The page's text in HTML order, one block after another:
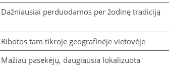
Dažniausiai perduodamos per žodinę tradiciją
Ribotos tam tikroje geografinėje vietovėje
Mažiau pasekėjų, daugiausia lokalizuota